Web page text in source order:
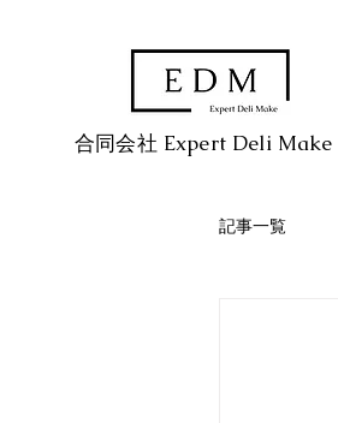
​合同会社 Expert Deli Make
記事一覧